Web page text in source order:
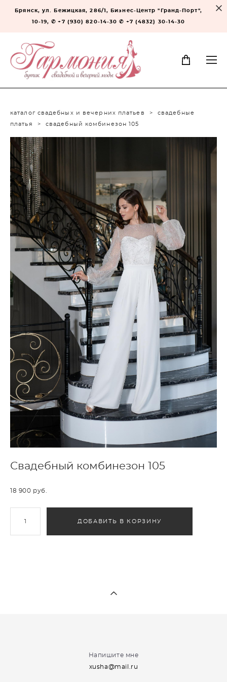
Брянск, ул. Бежицкая, 286/1, Бизнес-Центр "Гранд-Порт",
10-19, ✆ +7 (930) 820-14-30 ✆ +7 (4832) 30-14-30
каталог свадебных и вечерних платьев >
свадебные
платья
> свадебный комбинезон 105
Свадебный комбинезон 105
18 900 pуб.
ДОБАВИТЬ В КОРЗИНУ
Напишите мне
xusha@mail.ru